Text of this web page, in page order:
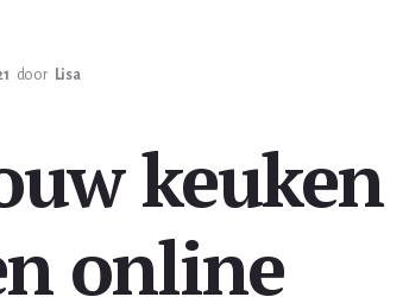
door Lisa
keuken
online